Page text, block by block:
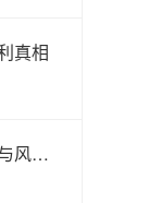
真相
配资实盘操作指南：正规平台选择与风险控制